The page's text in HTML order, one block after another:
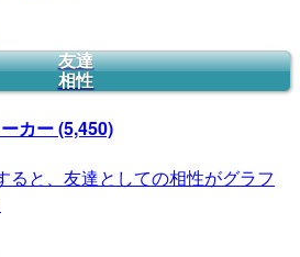
友達
相性
カー(5,450)
ると、友達としての相性がグラフ